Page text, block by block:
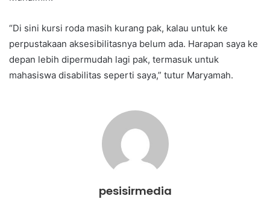
“Di sini kursi roda masih kurang pak, kalau untuk ke
perpustakaan aksesibilitasnya belum ada. Harapan saya ke
depan lebih dipermudah lagi pak, termasuk untuk
mahasiswa disabilitas seperti saya,” tutur Maryamah.
pesisirmedia